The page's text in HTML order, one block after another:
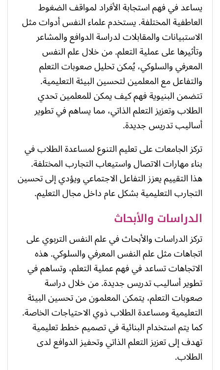
يساعد في فهم استجابة الأفراد لمواقف الضغوط
العاطفية المختلفة. يستخدم علماء النفس أدوات مثل
الاستبيانات والمقابلات لدراسة الدوافع والمشاعر
وتأثيرها على عملية التعلم. من خلال علم النفس
المعرفي والسلوكي، يُمكن تحليل صعوبات التعلم
والتفاعل مع المعلمين لتحسين البيئة التعليمية.
تتضمن البنيوية فهم كيف يمكن للمعلمين تحدي
الطلاب وتعزيز التعلم الذاتي، مما يساهم في تطوير
أساليب تدريس جديدة.
تركز الجامعات على تعليم التنوع لمساعدة الطلاب في
بناء مهارات الاتصال واستيعاب التجارب المختلفة.
هذا التقييم يعزز التفاعل الاجتماعي ويؤدي إلى تحسين
التجارب التعليمية بشكل عام داخل مجال التعليم.
الدراسات والأبحاث
تركز الدراسات والأبحاث في علم النفس التربوي على
اتجاهات مثل علم النفس المعرفي والسلوكي. هذه
الاتجاهات تساعد في فهم عملية التعلم، وتساهم في
تطوير أساليب تدريس جديدة. من خلال دراسة
صعوبات التعلم، يتمكن المعلمون من تحسين البيئة
التعليمية ومساعدة الطلاب ذوي الاحتياجات الخاصة.
كما يتم استخدام البنائية في تصميم خطط تعليمية
تهدف إلى تعزيز التعلم الذاتي وتحفيز الدوافع لدى
الطلاب.